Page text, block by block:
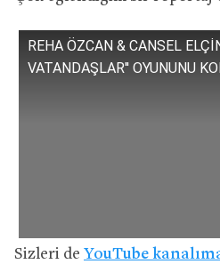
REHA ÖZCAN & CANSEL
VATANDAŞLAR'' OYUNUNU
Sizleri de YouTube